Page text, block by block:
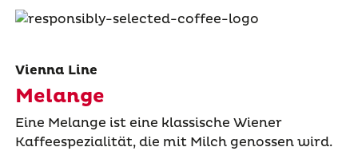
Vienna Line
Melange
Eine Melange ist eine klassische Wiener
Kaffeespezialität, die mit Milch genossen wird.